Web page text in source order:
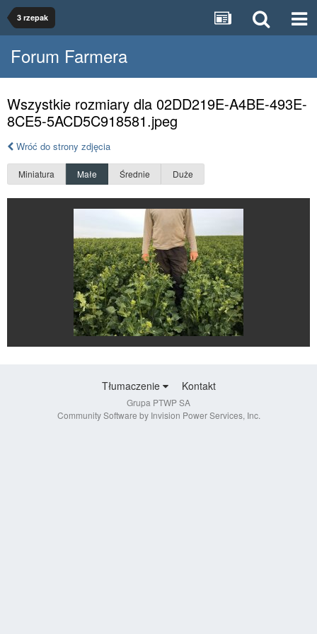
3 rzepak
Forum Farmera
Wszystkie rozmiary dla 02DD219E-A4BE-493E-
8CE5-5ACD5C918581.jpeg
Wróć do strony zdjęcia
Miniatura Małe Średnie Duże
Tłumaczenie Kontakt
Grupa PTWP SA
Community Software by Invision Power Services, Inc.